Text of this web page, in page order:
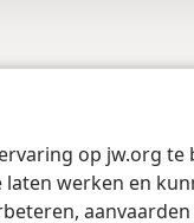
op jw.org
werken en